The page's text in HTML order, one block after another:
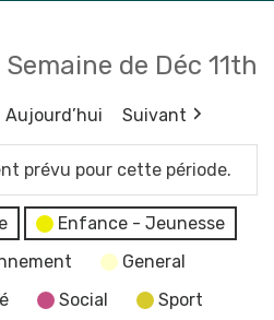
Semaine de Déc 11th
Aujourd’hui Suivant
prévu pour cette période.
Enfance - Jeunesse
General
Social
Sport